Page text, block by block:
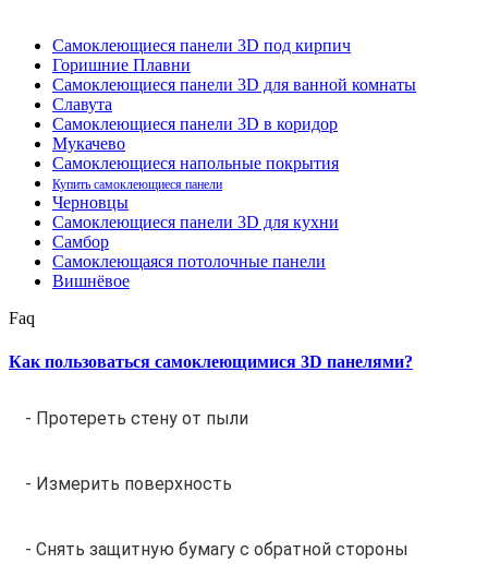
Самоклеющиеся панели 3D под кирпич
Горишние Плавни
Самоклеющиеся панели 3D для ванной комнаты
Славута
Самоклеющиеся панели 3D в коридор
Мукачево
Самоклеющиеся напольные покрытия
Купить самоклеющиеся панели
Черновцы
Самоклеющиеся панели 3D для кухни
Самбор
Самоклеющаяся потолочные панели
Вишнёвое
Faq
Как пользоваться самоклеющимися 3D панелями?
- Протереть стену от пыли
- Измерить поверхность
- Снять защитную бумагу с обратной стороны